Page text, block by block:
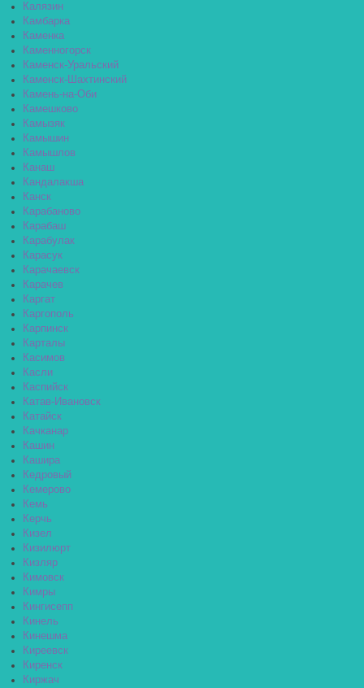
Калязин
Камбарка
Каменка
Каменногорск
Каменск-Уральский
Каменск-Шахтинский
Камень-на-Оби
Камешково
Камызяк
Камышин
Камышлов
Канаш
Кандалакша
Канск
Карабаново
Карабаш
Карабулак
Карасук
Карачаевск
Карачев
Каргат
Каргополь
Карпинск
Карталы
Касимов
Касли
Каспийск
Катав-Ивановск
Катайск
Качканар
Кашин
Кашира
Кедровый
Кемерово
Кемь
Керчь
Кизел
Кизилюрт
Кизляр
Кимовск
Кимры
Кингисепп
Кинель
Кинешма
Киреевск
Киренск
Киржач